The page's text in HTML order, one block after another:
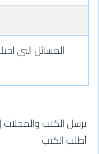
المسائل التي
يرسل الكتب والمجلات
أطلب الكتب